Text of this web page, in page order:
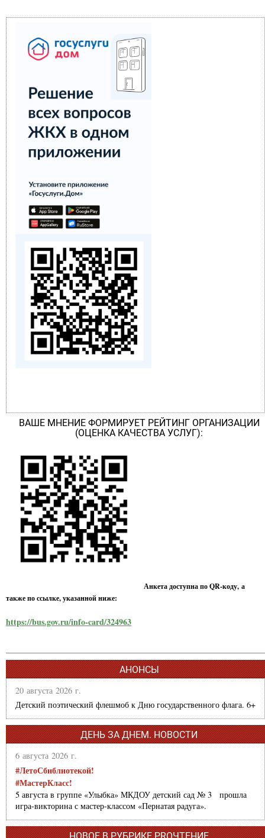
ВАШЕ МНЕНИЕ ФОРМИРУЕТ РЕЙТИНГ ОРГАНИЗАЦИИ
(ОЦЕНКА КАЧЕСТВА УСЛУГ):
Анкета доступна по QR-коду, а
также по ссылке, указанной ниже:
https://bus.gov.ru/info-card/324963
АНОНСЫ
20 августа 2026 г.
Детский поэтический флешмоб к Дню государственного флага. 6+
ДЕНЬ ЗА ДНЕМ. НОВОСТИ
6 августа 2026 г.
#ЛетоСбиблиотекой!
#МастерКласс!
5 августа в группе «Улыбка» МКДОУ детский сад № 3 прошла
игра-викторина с мастер-классом «Пернатая радуга».
НОВОЕ В РУБРИКЕ PROЧТЕНИЕ